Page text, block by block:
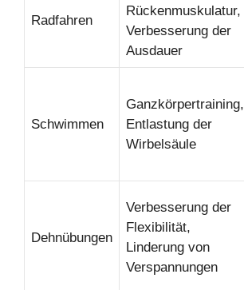
Radfahren
Rückenmuskulatur,
Verbesserung der
Ausdauer
Schwimmen
Ganzkörpertraining,
Entlastung der
Wirbelsäule
Dehnübungen
Verbesserung der
Flexibilität,
Linderung von
Verspannungen